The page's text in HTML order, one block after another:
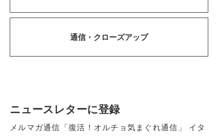
通信・ クローズアップ
ニュースレターに登録
メルマガ通信「復活！オルチョ気まぐれ通信」
イタ